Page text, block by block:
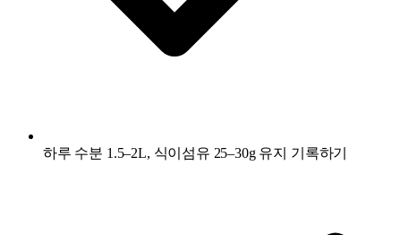
하루 수분 1.5–2L, 식이섬유 25–30g 유지 기록하기